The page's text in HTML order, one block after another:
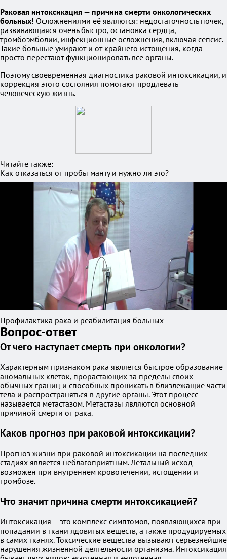
Раковая интоксикация — причина смерти онкологических
больных! Осложнениями её являются: недостаточность почек,
развивающаяся очень быстро, остановка сердца,
тромбоэмболии, инфекционные осложнения, включая сепсис.
Такие больные умирают и от крайнего истощения, когда
просто перестают функционировать все органы.
Поэтому своевременная диагностика раковой интоксикации, и
коррекция этого состояния помогают продлевать
человеческую жизнь.
Читайте также:
Как отказаться от пробы манту и нужно ли это?
Профилактика рака и реабилитация больных
Вопрос-ответ
От чего наступает смерть при онкологии?
Характерным признаком рака является быстрое образование
аномальных клеток, прорастающих за пределы своих
обычных границ и способных проникать в близлежащие части
тела и распространяться в другие органы. Этот процесс
называется метастазом. Метастазы являются основной
причиной смерти от рака.
Каков прогноз при раковой интоксикации?
Прогноз жизни при раковой интоксикации на последних
стадиях является неблагоприятным. Летальный исход
возможен при внутреннем кровотечении, истощении и
тромбозе.
Что значит причина смерти интоксикацией?
Интоксикация – это комплекс симптомов, появляющихся при
попадании в ткани ядовитых веществ, а также продуцируемых
в самих тканях. Токсические вещества вызывают серьезнейшие
нарушения жизненной деятельности организма. Интоксикация